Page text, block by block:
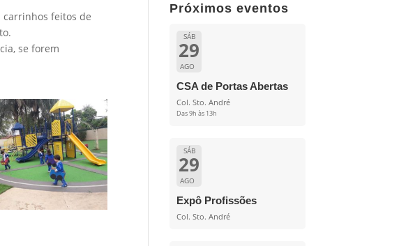
carrinhos feitos de
se forem
Próximos eventos
SÁB
29
AGO
CSA de Portas Abertas
Col. Sto. André
Das 9h às 13h
SÁB
29
AGO
Expô Profissões
Col. Sto. André